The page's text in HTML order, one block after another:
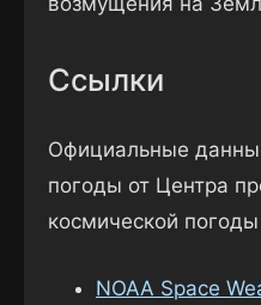
Ссылки
Официальные
погоды от Центра
космической
NOAA Space